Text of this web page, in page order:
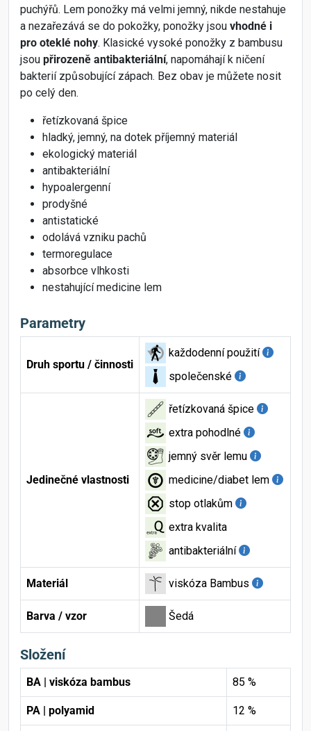
puchýřů. Lem ponožky má velmi jemný, nikde nestahuje
a nezařezává se do pokožky, ponožky jsou vhodné i
pro oteklé nohy. Klasické vysoké ponožky z bambusu
jsou přirozeně antibakteriální, napomáhají k ničení
bakterií způsobující zápach. Bez obav je můžete nosit
po celý den.
řetízkovaná špice
hladký, jemný, na dotek příjemný materiál
ekologický materiál
antibakteriální
hypoalergenní
prodyšné
antistatické
odolává vzniku pachů
termoregulace
absorbce vlhkosti
nestahující medicine lem
Parametry
Druh sportu / činnosti
každodenní použití
společenské
Jedinečné vlastnosti
řetízkovaná špice
extra pohodlné
jemný svěr lemu
medicine/diabet lem
stop otlakům
extra kvalita
antibakteriální
Materiál viskóza Bambus
Barva / vzor Šedá
Složení
BA | viskóza bambus 85 %
PA | polyamid 12 %